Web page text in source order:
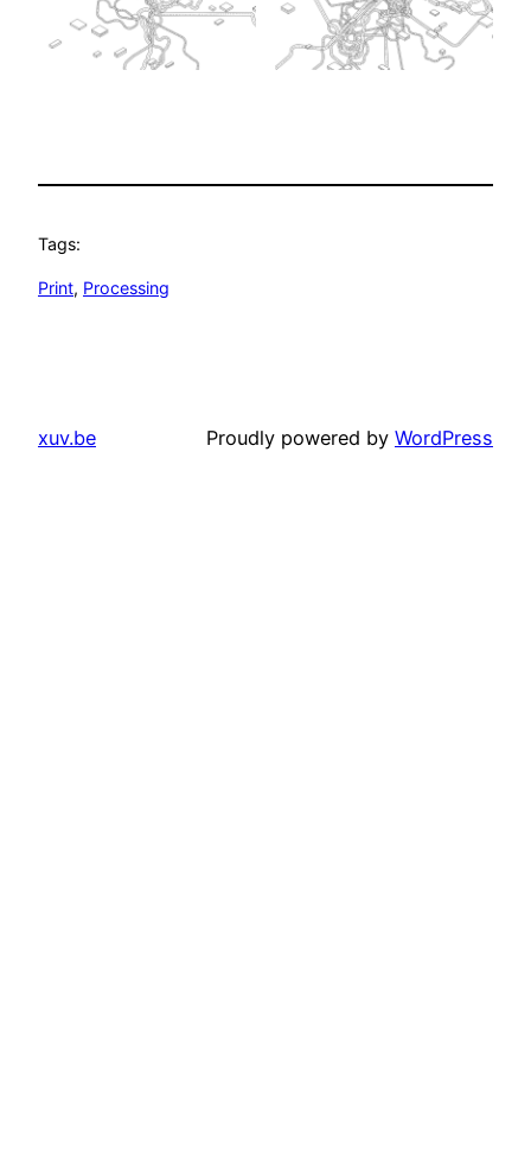
Tags:
Print, Processing
xuv.be Proudly powered by WordPress